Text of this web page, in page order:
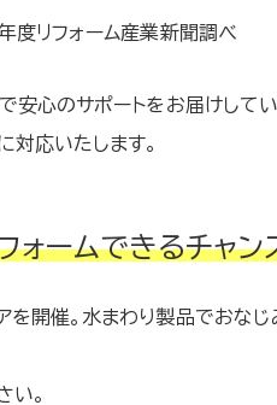
リフォーム産業新聞調べ
心のサポートをお届けしてい
対応いたします。
ォームできるチャン
開催。水まわり製品でおな
。